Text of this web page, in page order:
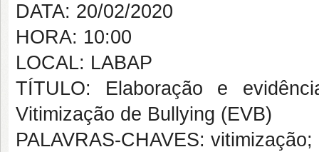
DATA: 20/02/2020
HORA: 10:00
LOCAL: LABAP
TÍTULO: Elaboração e
Vitimização de Bullying (EVB)
PALAVRAS-CHAVES: